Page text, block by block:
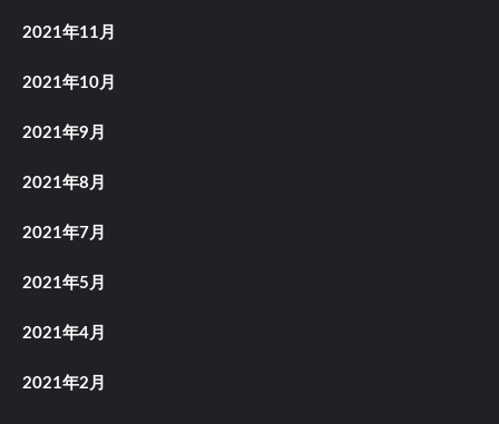
2021年11月
2021年10月
2021年9月
2021年8月
2021年7月
2021年5月
2021年4月
2021年2月